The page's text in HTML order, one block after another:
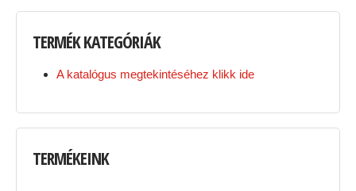
TERMÉKKATEGÓRIÁK
A katalógus megtekintéséhez klikk ide
TERMÉKEINK